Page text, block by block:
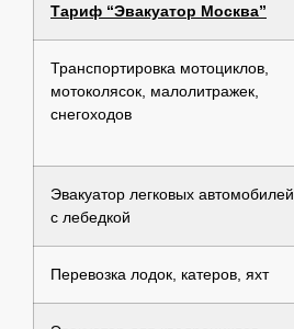
Тариф “Эвакуатор Москва”
Транспортировка мотоциклов,
мотоколясок, малолитражек,
снегоходов
Эвакуатор легковых автомобилей
с лебедкой
Перевозка лодок, катеров, яхт